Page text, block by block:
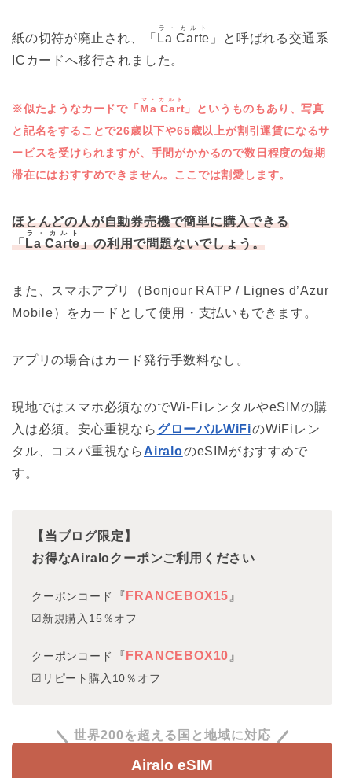
紙の切符が廃止され、「 La Carte
ラ・カルト
」と呼ばれる交通系
ICカードへ移行されました。
※似たようなカードで「 Ma Cart
マ・カルト
」というものもあり、写真
と記名をすることで26歳以下や65歳以上が割引運賃になるサ
ービスを受けられますが、手間がかかるので数日程度の短期
滞在にはおすすめできません。ここでは割愛します。
ほとんどの人が自動券売機で簡単に購入できる
「La Carte
ラ・カルト
」の利用で問題ないでしょう。
また、スマホアプリ（Bonjour RATP / Lignes d’Azur
Mobile）をカードとして使用・支払いもできます。
アプリの場合はカード発行手数料なし。
現地ではスマホ必須なのでWi-FiレンタルやeSIMの購
入は必須。安心重視なら グローバルWiFiのWiFiレン
タル、コスパ重視なら AiraloのeSIMがおすすめで
す。
【当ブログ限定】
お得なAiraloクーポンご利用ください
クーポンコード 『 FRANCEBOX15 』
☑新規購入15％オフ
クーポンコード 『 FRANCEBOX10 』
☑リピート購入10％オフ
世界200を超える国と地域に対応
Airalo eSIM